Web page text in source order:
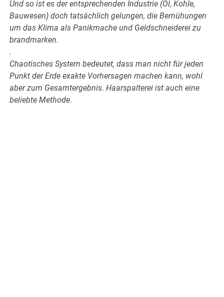
Und so ist es der entsprechenden Industrie (Öl, Kohle,
Bauwesen) doch tatsächlich gelungen, die Bemühungen
um das Klima als Panikmache und Geldschneiderei zu
brandmarken.
.
Chaotisches System bedeutet, dass man nicht für jeden
Punkt der Erde exakte Vorhersagen machen kann, wohl
aber zum Gesamtergebnis. Haarspalterei ist auch eine
beliebte Methode.